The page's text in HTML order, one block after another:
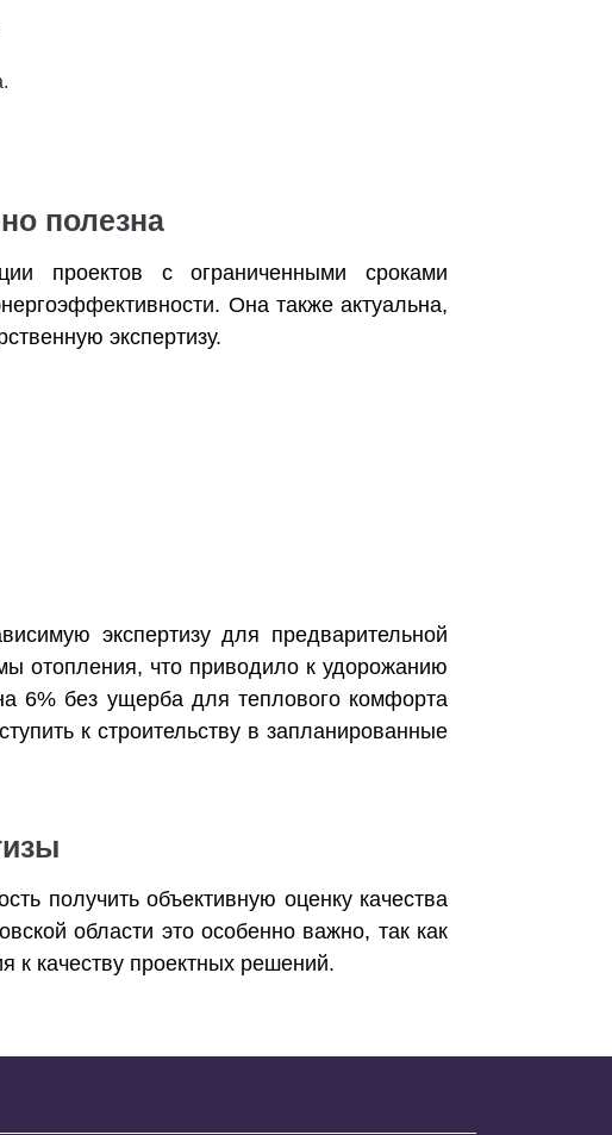
полезна
проектов с ограниченными сроками
Она также актуальна,
экспертизу.
экспертизу для предварительной
отопления, что приводило к удорожанию
6% без ущерба для теплового комфорта
к строительству в запланированные
получить объективную оценку качества
области это особенно важно, так как
к качеству проектных решений.